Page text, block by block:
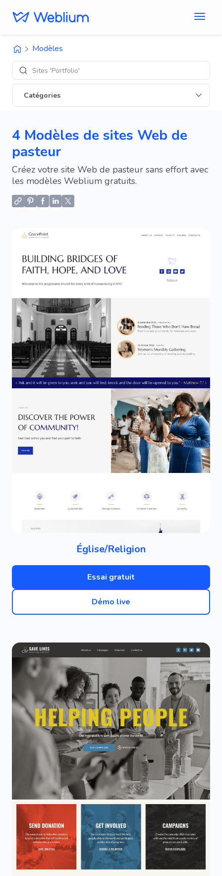
Modèles
Sites 'Portfolio'
Catégories
4 Modèles de sites Web de
pasteur
Créez votre site Web de pasteur sans effort avec
les modèles Weblium gratuits.
Église/Religion
Essai gratuit
Démo live